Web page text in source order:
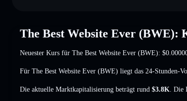
The Best Website Ever (BWE):
Neuester Kurs für The Best Website Ever (BWE):
Für The Best Website Ever (BWE) liegt das 24-Stunden-
Die aktuelle Marktkapitalisierung beträgt rund $3.8K .